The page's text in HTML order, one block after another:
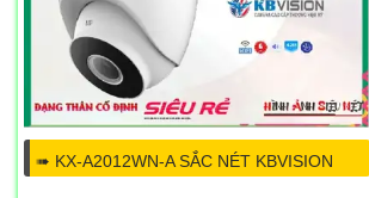
➠ KX-A2012WN-A SẮC NÉT KBVISION